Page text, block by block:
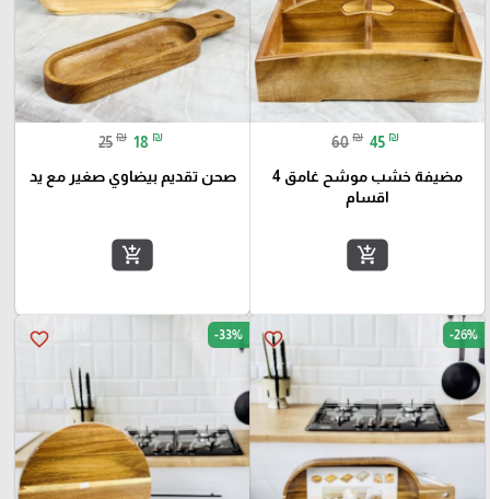
60 ₪ 45 ₪
مضيفة خشب موشح غامق 4
اقسام
add_shopping_cart
25 ₪ 18 ₪
صحن تقديم بيضاوي صغير مع يد
add_shopping_cart
favorite_border -26%
favorite_border -33%